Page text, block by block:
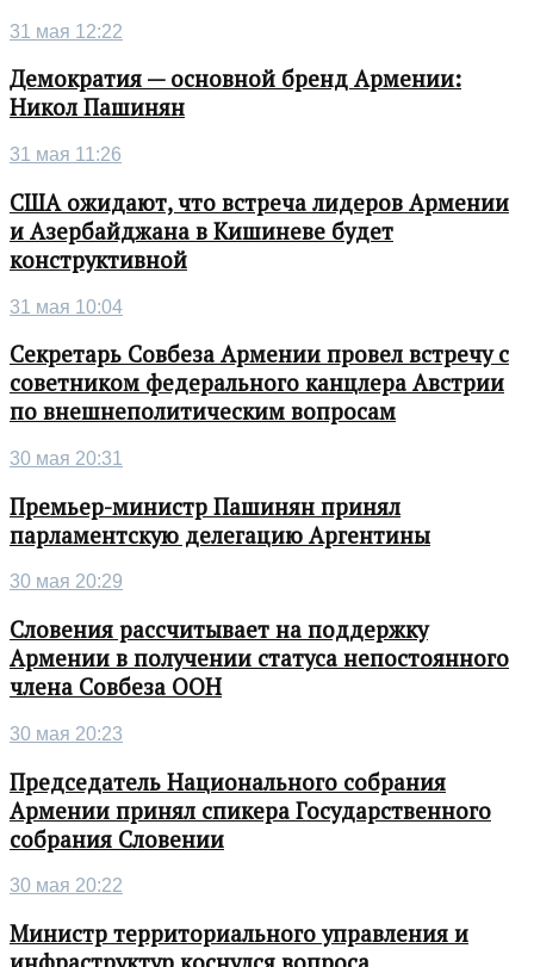
31 мая 12:22
Демократия — основной бренд Армении:
Никол Пашинян
31 мая 11:26
США ожидают, что встреча лидеров Армении
и Азербайджана в Кишиневе будет
конструктивной
31 мая 10:04
Секретарь Совбеза Армении провел встречу с
советником федерального канцлера Австрии
по внешнеполитическим вопросам
30 мая 20:31
Премьер-министр Пашинян принял
парламентскую делегацию Аргентины
30 мая 20:29
Словения рассчитывает на поддержку
Армении в получении статуса непостоянного
члена Совбеза ООН
30 мая 20:23
Председатель Национального собрания
Армении принял спикера Государственного
собрания Словении
30 мая 20:22
Министр территориального управления и